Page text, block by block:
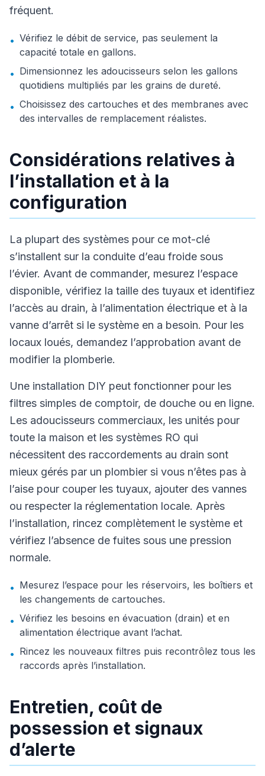
fréquent.
• Vérifiez le débit de service, pas seulement la
capacité totale en gallons.
• Dimensionnez les adoucisseurs selon les gallons
quotidiens multipliés par les grains de dureté.
• Choisissez des cartouches et des membranes avec
des intervalles de remplacement réalistes.
Considérations relatives à
l’installation et à la
configuration
La plupart des systèmes pour ce mot-clé
s’installent sur la conduite d’eau froide sous
l’évier. Avant de commander, mesurez l’espace
disponible, vérifiez la taille des tuyaux et identifiez
l’accès au drain, à l’alimentation électrique et à la
vanne d’arrêt si le système en a besoin. Pour les
locaux loués, demandez l’approbation avant de
modifier la plomberie.
Une installation DIY peut fonctionner pour les
filtres simples de comptoir, de douche ou en ligne.
Les adoucisseurs commerciaux, les unités pour
toute la maison et les systèmes RO qui
nécessitent des raccordements au drain sont
mieux gérés par un plombier si vous n’êtes pas à
l’aise pour couper les tuyaux, ajouter des vannes
ou respecter la réglementation locale. Après
l’installation, rincez complètement le système et
vérifiez l’absence de fuites sous une pression
normale.
• Mesurez l’espace pour les réservoirs, les boîtiers et
les changements de cartouches.
• Vérifiez les besoins en évacuation (drain) et en
alimentation électrique avant l’achat.
• Rincez les nouveaux filtres puis recontrôlez tous les
raccords après l’installation.
Entretien, coût de
possession et signaux
d’alerte